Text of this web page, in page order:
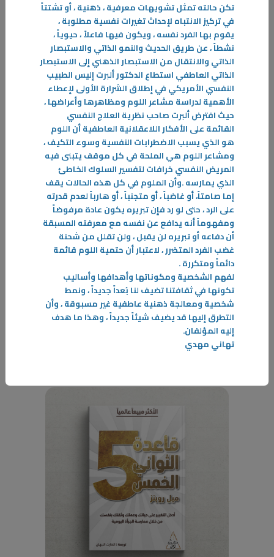
السماح بالرحيل
يعتبر هذا الكتاب من أبرز كتب ديفيد هاوكينز وهو طبيب بالإضافة إلى أنه
باحث وكاتب أيضاً في مجال الوعي فيتناول موضوع الوعي بشكل خاص
تكن حالته تمثل تشويهات معرفية ، ذهنية ، أو تشتتاً
في تركيز الانتباه لإحداث تغيرات نفسية مطلوبة ،
يقوم بها الفرد نفسه ، ويكون فيها فاعلاً ، حيوياً ،
نشطاً ، عن طريق الحديث والنمو الذاتي والاستبصار
الذاتي والانتقال من الاستبصار الذهني إلى الاستبصار
الذاتي العاطفي استطاع الدكتور ألبرت إليس الطبيب
النفسي الأمريكي في إطلاق الشرارة الأولى لإعطاء
الأهمية لدراسة مشاعر اللوم ومظاهرها وأعراضها ،
حيث افترض ألبرت صاحب نظرية العلاج النفسي
القائمة على الأفكار اللاعقلانية العاطفية أن اللوم
هو الذي يسبب الاضطرابات النفسية وسوء التكيف ،
ومشاعر اللوم هي الملحة في كل موقف يتبنى فيه
المريض النفسي خرافات لتفسير السلوك الخاطئ
الذي يمارسه .وأن الملوم في كل هذه الحالات يقف
إما صامتاً، أو غاضباً ، أو متجنباً ، أو هارباً لعدم قدرته
على الرد ، حتى لو رد فإن تبريره يكون عادة مرفوضاً
ومفهوماً أنه يدافع عن نفسه مع معرفته المسبقة
أن دفاعه أو تبريره لن يقبل ، ولن تقلل من شحنة
غضب الفرد المتضرر ، لاعتبار أن حتمية اللوم قائمة
دائماً ومتكررة.
لفهم الشخصية ومكوناتها وأهدافها وأساليب
تكونها في ثقافتنا تضيف لنا بُعداً جديداً ، ونمط
شخصية ومعالجة ذهنية عاطفية غير مسبوقة ، وأن
التطرق إليها قد يضيف شيئاً جديداً ، وهذا ما هدف
إليه المؤلفان.
تهاني مهدي